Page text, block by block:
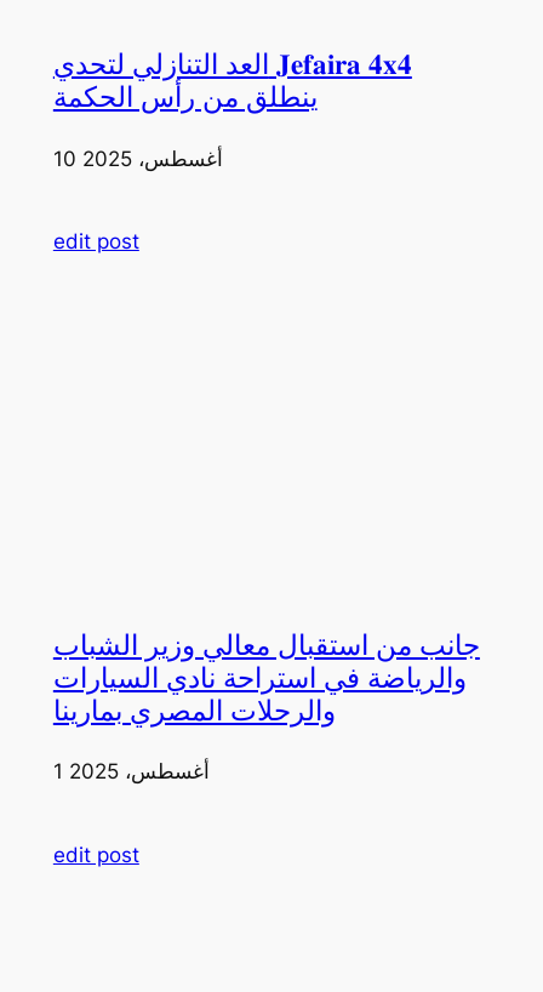
العد التنازلي لتحدي 𝐉𝐞𝐟𝐚𝐢𝐫𝐚 𝟒𝐱𝟒
ينطلق من رأس الحكمة
10 أغسطس، 2025
edit post
جانب من استقبال معالي وزير الشباب
والرياضة في استراحة نادي السيارات
والرحلات المصري بمارينا
1 أغسطس، 2025
edit post